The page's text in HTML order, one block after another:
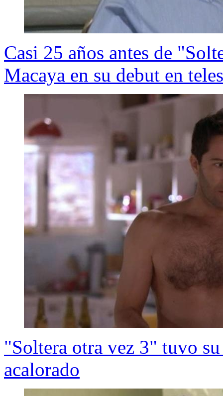
Casi 25 años antes de
Macaya en su debut en
"Soltera otra vez 3" tuvo
acalorado